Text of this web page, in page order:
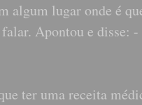
algum lugar onde é
Apontou e disse: -
ter uma receita